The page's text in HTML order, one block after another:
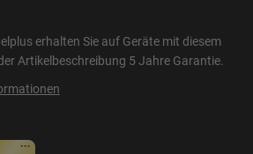
erhalten Sie auf Geräte mit diesem
Artikelbeschreibung 5 Jahre Garantie.